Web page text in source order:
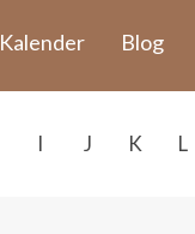
Kalender Blog
I J K L